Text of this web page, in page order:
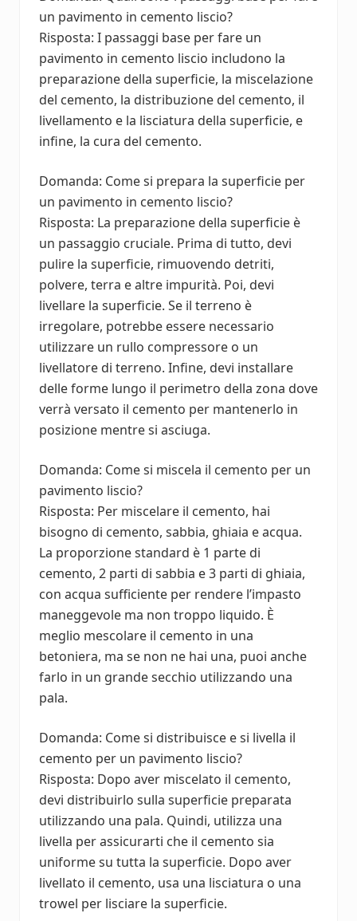
un pavimento in cemento liscio?
Risposta: I passaggi base per fare un
pavimento in cemento liscio includono la
preparazione della superficie, la miscelazione
del cemento, la distribuzione del cemento, il
livellamento e la lisciatura della superficie, e
infine, la cura del cemento.
Domanda: Come si prepara la superficie per
un pavimento in cemento liscio?
Risposta: La preparazione della superficie è
un passaggio cruciale. Prima di tutto, devi
pulire la superficie, rimuovendo detriti,
polvere, terra e altre impurità. Poi, devi
livellare la superficie. Se il terreno è
irregolare, potrebbe essere necessario
utilizzare un rullo compressore o un
livellatore di terreno. Infine, devi installare
delle forme lungo il perimetro della zona dove
verrà versato il cemento per mantenerlo in
posizione mentre si asciuga.
Domanda: Come si miscela il cemento per un
pavimento liscio?
Risposta: Per miscelare il cemento, hai
bisogno di cemento, sabbia, ghiaia e acqua.
La proporzione standard è 1 parte di
cemento, 2 parti di sabbia e 3 parti di ghiaia,
con acqua sufficiente per rendere l’impasto
maneggevole ma non troppo liquido. È
meglio mescolare il cemento in una
betoniera, ma se non ne hai una, puoi anche
farlo in un grande secchio utilizzando una
pala.
Domanda: Come si distribuisce e si livella il
cemento per un pavimento liscio?
Risposta: Dopo aver miscelato il cemento,
devi distribuirlo sulla superficie preparata
utilizzando una pala. Quindi, utilizza una
livella per assicurarti che il cemento sia
uniforme su tutta la superficie. Dopo aver
livellato il cemento, usa una lisciatura o una
trowel per lisciare la superficie.